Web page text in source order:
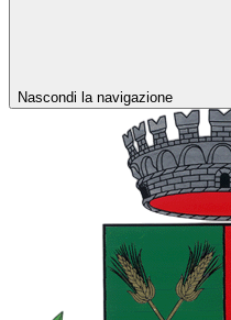
Nascondi la navigazione